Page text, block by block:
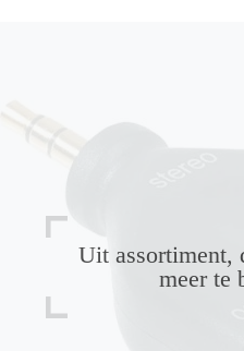
Uit assortiment,
meer te